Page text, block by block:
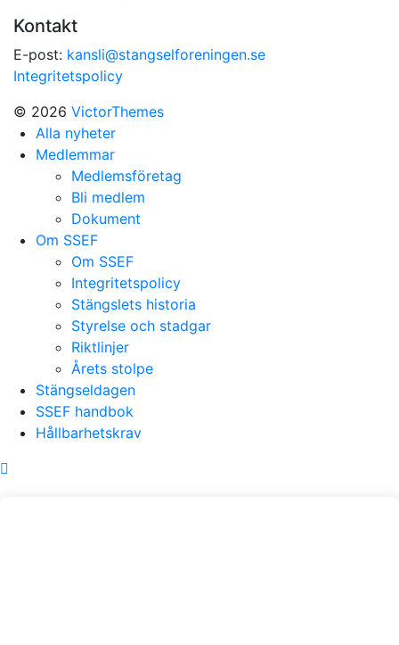
Kontakt
E-post: kansli@stangselforeningen.se
Integritetspolicy
© 2026 VictorThemes
Alla nyheter
Medlemmar
Medlemsföretag
Bli medlem
Dokument
Om SSEF
Om SSEF
Integritetspolicy
Stängslets historia
Styrelse och stadgar
Riktlinjer
Årets stolpe
Stängseldagen
SSEF handbok
Hållbarhetskrav